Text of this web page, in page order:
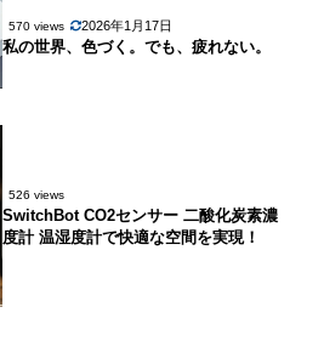
570 views 2026年1月17日
私の世界、色づく。でも、疲れない。
526 views
SwitchBot CO2センサー 二酸化炭素濃
度計 温湿度計で快適な空間を実現！